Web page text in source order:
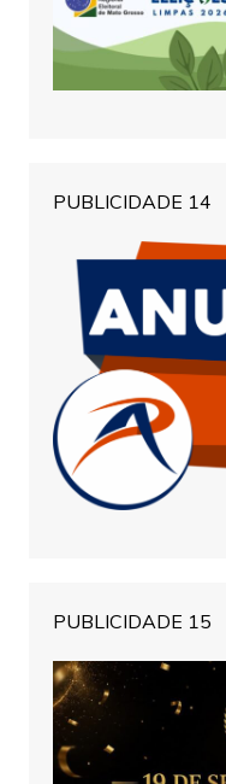
PUBLICIDADE 14
PUBLICIDADE 15